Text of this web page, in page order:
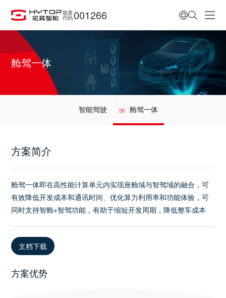
股票
代码 001266
舱驾一体
智能驾驶 舱驾一体
方案简介
舱驾一体即在高性能计算单元内实现座舱域与智驾域的融合，可
有效降低开发成本和通讯时间、优化算力利用率和功能体验，可
同时支持智舱+智驾功能，有助于缩短开发周期，降低整车成本
文档下载
方案优势